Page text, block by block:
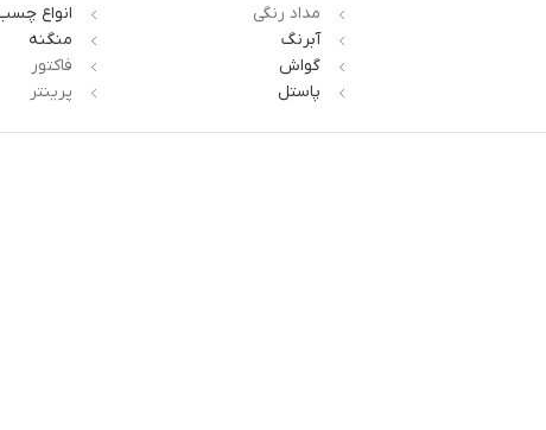
مداد رنگی
آبرنگ
گواش
پاستل
انواع
منگنه
فاکتور
پرینتر